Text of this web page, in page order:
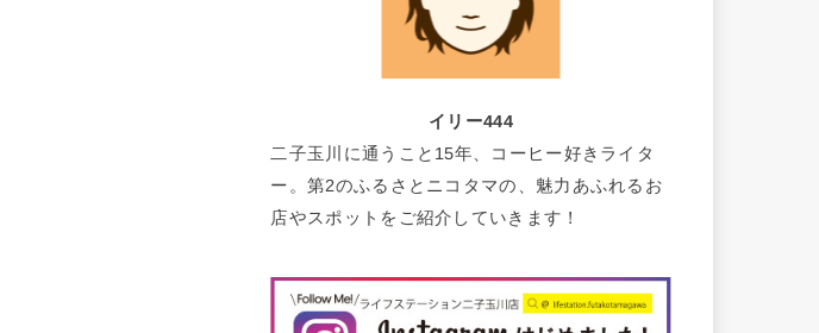
イリー444
二子玉川に通うこと15年、コーヒー好きライタ
ー。第2のふるさとニコタマの、魅力あふれるお
店やスポットをご紹介していきます！